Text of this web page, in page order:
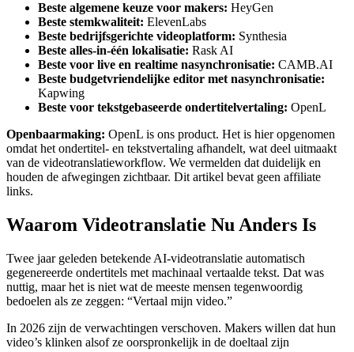
Beste algemene keuze voor makers: HeyGen
Beste stemkwaliteit: ElevenLabs
Beste bedrijfsgerichte videoplatform: Synthesia
Beste alles-in-één lokalisatie: Rask AI
Beste voor live en realtime nasynchronisatie: CAMB.AI
Beste budgetvriendelijke editor met nasynchronisatie:
Kapwing
Beste voor tekstgebaseerde ondertitelvertaling: OpenL
Openbaarmaking: OpenL is ons product. Het is hier opgenomen
omdat het ondertitel- en tekstvertaling afhandelt, wat deel uitmaakt
van de videotranslatieworkflow. We vermelden dat duidelijk en
houden de afwegingen zichtbaar. Dit artikel bevat geen affiliate
links.
Waarom Videotranslatie Nu Anders Is
Twee jaar geleden betekende AI-videotranslatie automatisch
gegenereerde ondertitels met machinaal vertaalde tekst. Dat was
nuttig, maar het is niet wat de meeste mensen tegenwoordig
bedoelen als ze zeggen: “Vertaal mijn video.”
In 2026 zijn de verwachtingen verschoven. Makers willen dat hun
video’s klinken alsof ze oorspronkelijk in de doeltaal zijn